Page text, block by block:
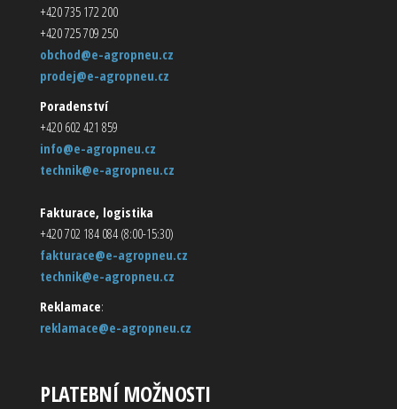
+420 735 172 200
+420 725 709 250
obchod@e-agropneu.cz
prodej@e-agropneu.cz
Poradenství
+420 602 421 859
info@e-agropneu.cz
technik@e-agropneu.cz
Fakturace, logistika
+420 702 184 084 (8:00-15:30)
fakturace@e-agropneu.cz
technik@e-agropneu.cz
Reklamace:
reklamace@e-agropneu.cz
PLATEBNÍ MOŽNOSTI